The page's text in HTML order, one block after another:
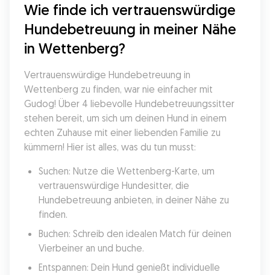
Wie finde ich vertrauenswürdige
Hundebetreuung in meiner Nähe
in Wettenberg?
Vertrauenswürdige Hundebetreuung in
Wettenberg zu finden, war nie einfacher mit
Gudog! Über 4 liebevolle Hundebetreuungssitter
stehen bereit, um sich um deinen Hund in einem
echten Zuhause mit einer liebenden Familie zu
kümmern! Hier ist alles, was du tun musst:
Suchen: Nutze die Wettenberg-Karte, um
vertrauenswürdige Hundesitter, die
Hundebetreuung anbieten, in deiner Nähe zu
finden.
Buchen: Schreib den idealen Match für deinen
Vierbeiner an und buche.
Entspannen: Dein Hund genießt individuelle